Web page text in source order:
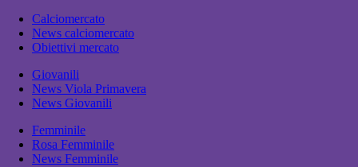
Calciomercato
News calciomercato
Obiettivi mercato
Giovanili
News Viola Primavera
News Giovanili
Femminile
Rosa Femminile
News Femminile